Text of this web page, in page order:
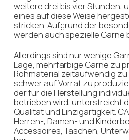
+7
Anfrage
Sie möchten eine Anfrage stellen
Sie uns Ihre Kontaktdaten und wir
werden uns bei Ihnen melden